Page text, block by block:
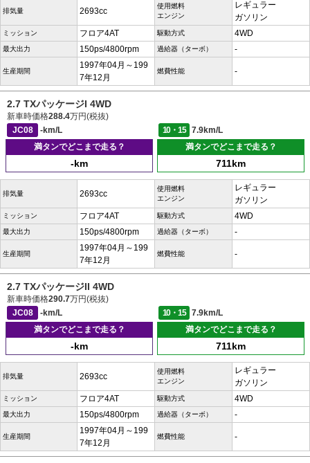
排気量 2693cc
使用燃料
エンジン
レギュラー
ガソリン
ミッション フロア4AT 駆動方式 4WD
最大出力 150ps/4800rpm 過給器（ターボ） -
生産期間
1997年04月～199
7年12月
燃費性能 -
2.7 TXパッケージI 4WD
新車時価格288.4万円(税抜)
JC08
-km/L 10・15
7.9km/L
満タンでどこまで走る？
-km
満タンでどこまで走る？
711km
排気量 2693cc
使用燃料
エンジン
レギュラー
ガソリン
ミッション フロア4AT 駆動方式 4WD
最大出力 150ps/4800rpm 過給器（ターボ） -
生産期間
1997年04月～199
7年12月
燃費性能 -
2.7 TXパッケージII 4WD
新車時価格290.7万円(税抜)
JC08
-km/L 10・15
7.9km/L
満タンでどこまで走る？
-km
満タンでどこまで走る？
711km
排気量 2693cc
使用燃料
エンジン
レギュラー
ガソリン
ミッション フロア4AT 駆動方式 4WD
最大出力 150ps/4800rpm 過給器（ターボ） -
生産期間
1997年04月～199
7年12月
燃費性能 -